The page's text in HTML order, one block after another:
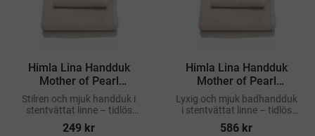
Himla Lina Handduk
Mother of Pearl
50x70cm
Stilren och mjuk handduk i
stentvättat linne – tidlös
design i mjuk pärlton
249 kr
Himla Lina Handduk
Mother of Pearl
70x140cm
Lyxig och mjuk badhandduk
i stentvättat linne – tidlös
design i mjuk pärlton
586 kr